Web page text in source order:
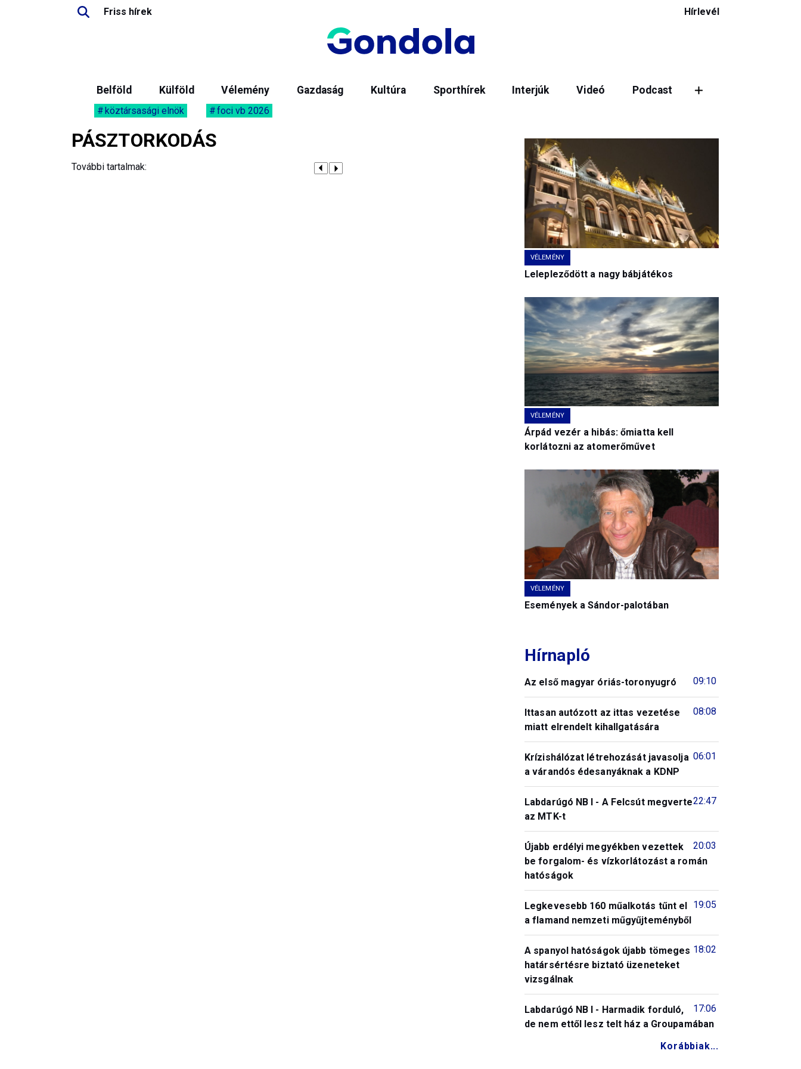
Friss hírek Hírlevél
Belföld Külföld Vélemény Gazdaság Kultúra Sporthírek Interjúk Videó Podcast
köztársasági elnök foci vb 2026
PÁSZTORKODÁS
További tartalmak:
VÉLEMÉNY
Lelepleződött a nagy bábjátékos
VÉLEMÉNY
Árpád vezér a hibás: őmiatta kell
korlátozni az atomerőművet
VÉLEMÉNY
Események a Sándor-palotában
Hírnapló
09:10
Az első magyar óriás-toronyugró
08:08
Ittasan autózott az ittas vezetése
miatt elrendelt kihallgatására
06:01
Krízishálózat létrehozását javasolja
a várandós édesanyáknak a KDNP
22:47
Labdarúgó NB I - A Felcsút megverte
az MTK-t
20:03
Újabb erdélyi megyékben vezettek
be forgalom- és vízkorlátozást a román
hatóságok
19:05
Legkevesebb 160 műalkotás tűnt el
a flamand nemzeti műgyűjteményből
18:02
A spanyol hatóságok újabb tömeges
határsértésre biztató üzeneteket
vizsgálnak
17:06
Labdarúgó NB I - Harmadik forduló,
de nem ettől lesz telt ház a Groupamában
Korábbiak...